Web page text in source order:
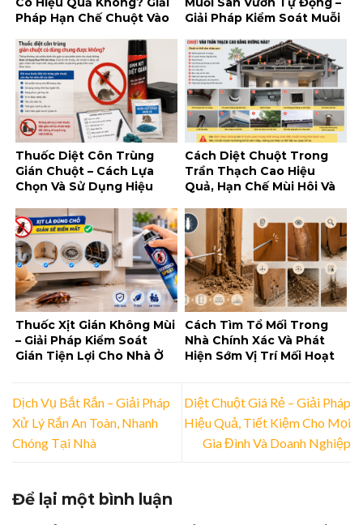
Pháp Hạn Chế Chuột Vào
Giải Pháp Kiểm Soát Muỗi
Ngoài Trời
Thuốc Diệt Côn Trùng
Gián Chuột – Cách Lựa
Chọn Và Sử Dụng Hiệu
Cách Diệt Chuột Trong
Trần Thạch Cao Hiệu
Quả, Hạn Chế Mùi Hôi Và
Thuốc Xịt Gián Không Mùi
– Giải Pháp Kiểm Soát
Gián Tiện Lợi Cho Nhà Ở
Cách Tìm Tổ Mối Trong
Nhà Chính Xác Và Phát
Hiện Sớm Vị Trí Mối Hoạt
Dịch Vụ Bắt Rắn – Giải Pháp
Xử Lý Rắn An Toàn, Nhanh
Chóng Tại Nhà
Diệt Chuột Giá Rẻ – Giải Pháp
Hiệu Quả, Tiết Kiệm Cho Mọi
Gia Đình Và Doanh Nghiệp
Để lại một bình luận